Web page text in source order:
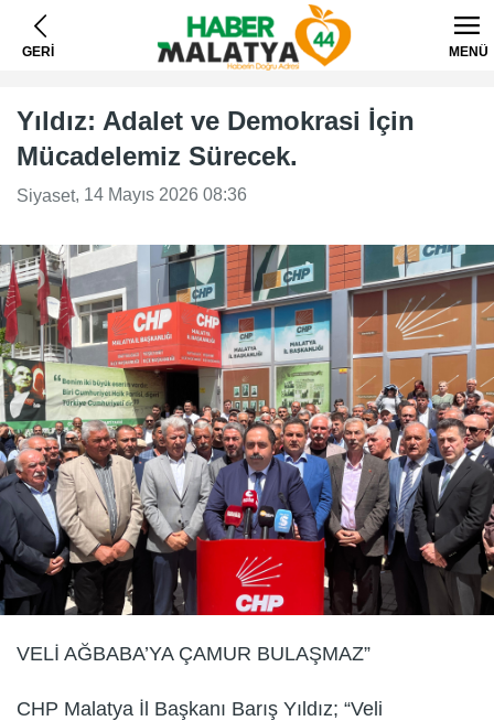
GERİ MENÜ
Yıldız: Adalet ve Demokrasi İçin
Mücadelemiz Sürecek.
Siyaset, 14 Mayıs 2026 08:36
VELİ AĞBABA’YA ÇAMUR BULAŞMAZ”
CHP Malatya İl Başkanı Barış Yıldız; “Veli